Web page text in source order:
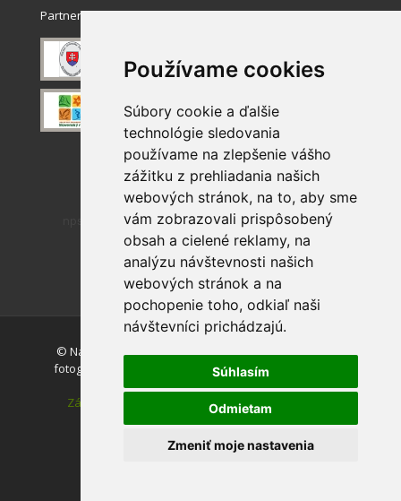
Používame cookies
Súbory cookie a ďalšie
technológie sledovania
používame na zlepšenie vášho
zážitku z prehliadania našich
webových stránok, na to, aby sme
vám zobrazovali prispôsobený
obsah a cielené reklamy, na
analýzu návštevnosti našich
webových stránok a na
pochopenie toho, odkiaľ naši
návštevníci prichádzajú.
Súhlasím
Odmietam
Zmeniť moje nastavenia
Partneri
npslovenskyraj
© Národný park Slovenský raj. Akékoľvek používanie
fotografií a máp z tejto stránky je bez súhlasu autorov
zakázané.
Zásady ochrany osobných údajov|Vyhlásenie o
prístupnosti
Nastavenie cookies